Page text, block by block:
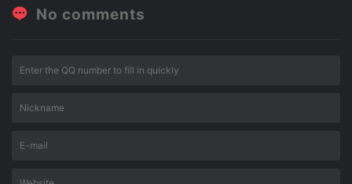
No comments